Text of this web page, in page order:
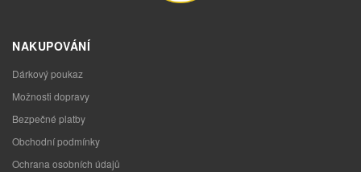
NAKUPOVÁNÍ
Dárkový poukaz
Možnosti dopravy
Bezpečné platby
Obchodní podmínky
Ochrana osobních údajů